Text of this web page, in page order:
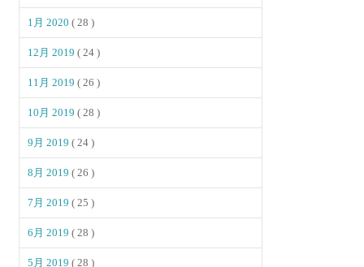
1月 2020( 28 )
12月 2019( 24 )
11月 2019( 26 )
10月 2019( 28 )
9月 2019( 24 )
8月 2019( 26 )
7月 2019( 25 )
6月 2019( 28 )
5月 2019( 28 )